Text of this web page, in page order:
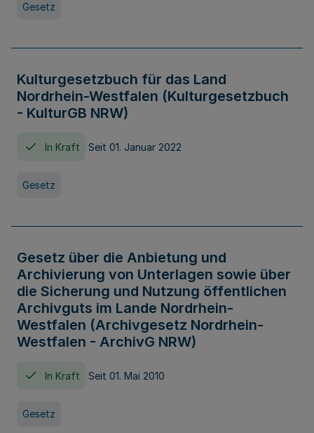
Gesetz
Kulturgesetzbuch für das Land
Nordrhein-Westfalen (Kulturgesetzbuch
- KulturGB NRW)
In Kraft Seit 01. Januar 2022
Gesetz
Gesetz über die Anbietung und
Archivierung von Unterlagen sowie über
die Sicherung und Nutzung öffentlichen
Archivguts im Lande Nordrhein-
Westfalen (Archivgesetz Nordrhein-
Westfalen - ArchivG NRW)
In Kraft Seit 01. Mai 2010
Gesetz